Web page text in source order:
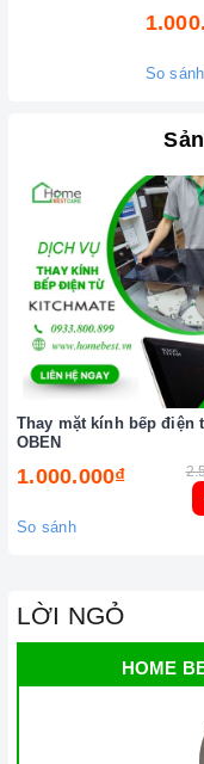
So sánh
Thay mặt kính bếp điện
OBEN
1.000.000₫
So sánh
LỜI NGỎ
HOME